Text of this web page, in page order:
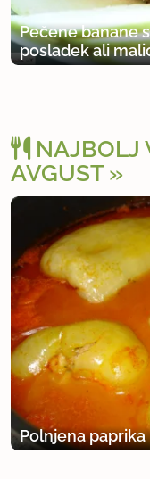
Pečene banane
posladek ali
NAJBOLJ
AVGUST
Polnjena